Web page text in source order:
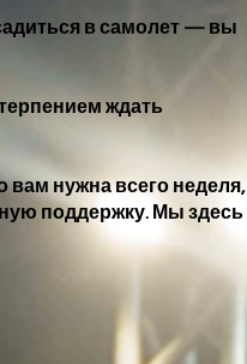
в самолет — вы
ждать
вам нужна всего неделя,
поддержку. Мы здесь